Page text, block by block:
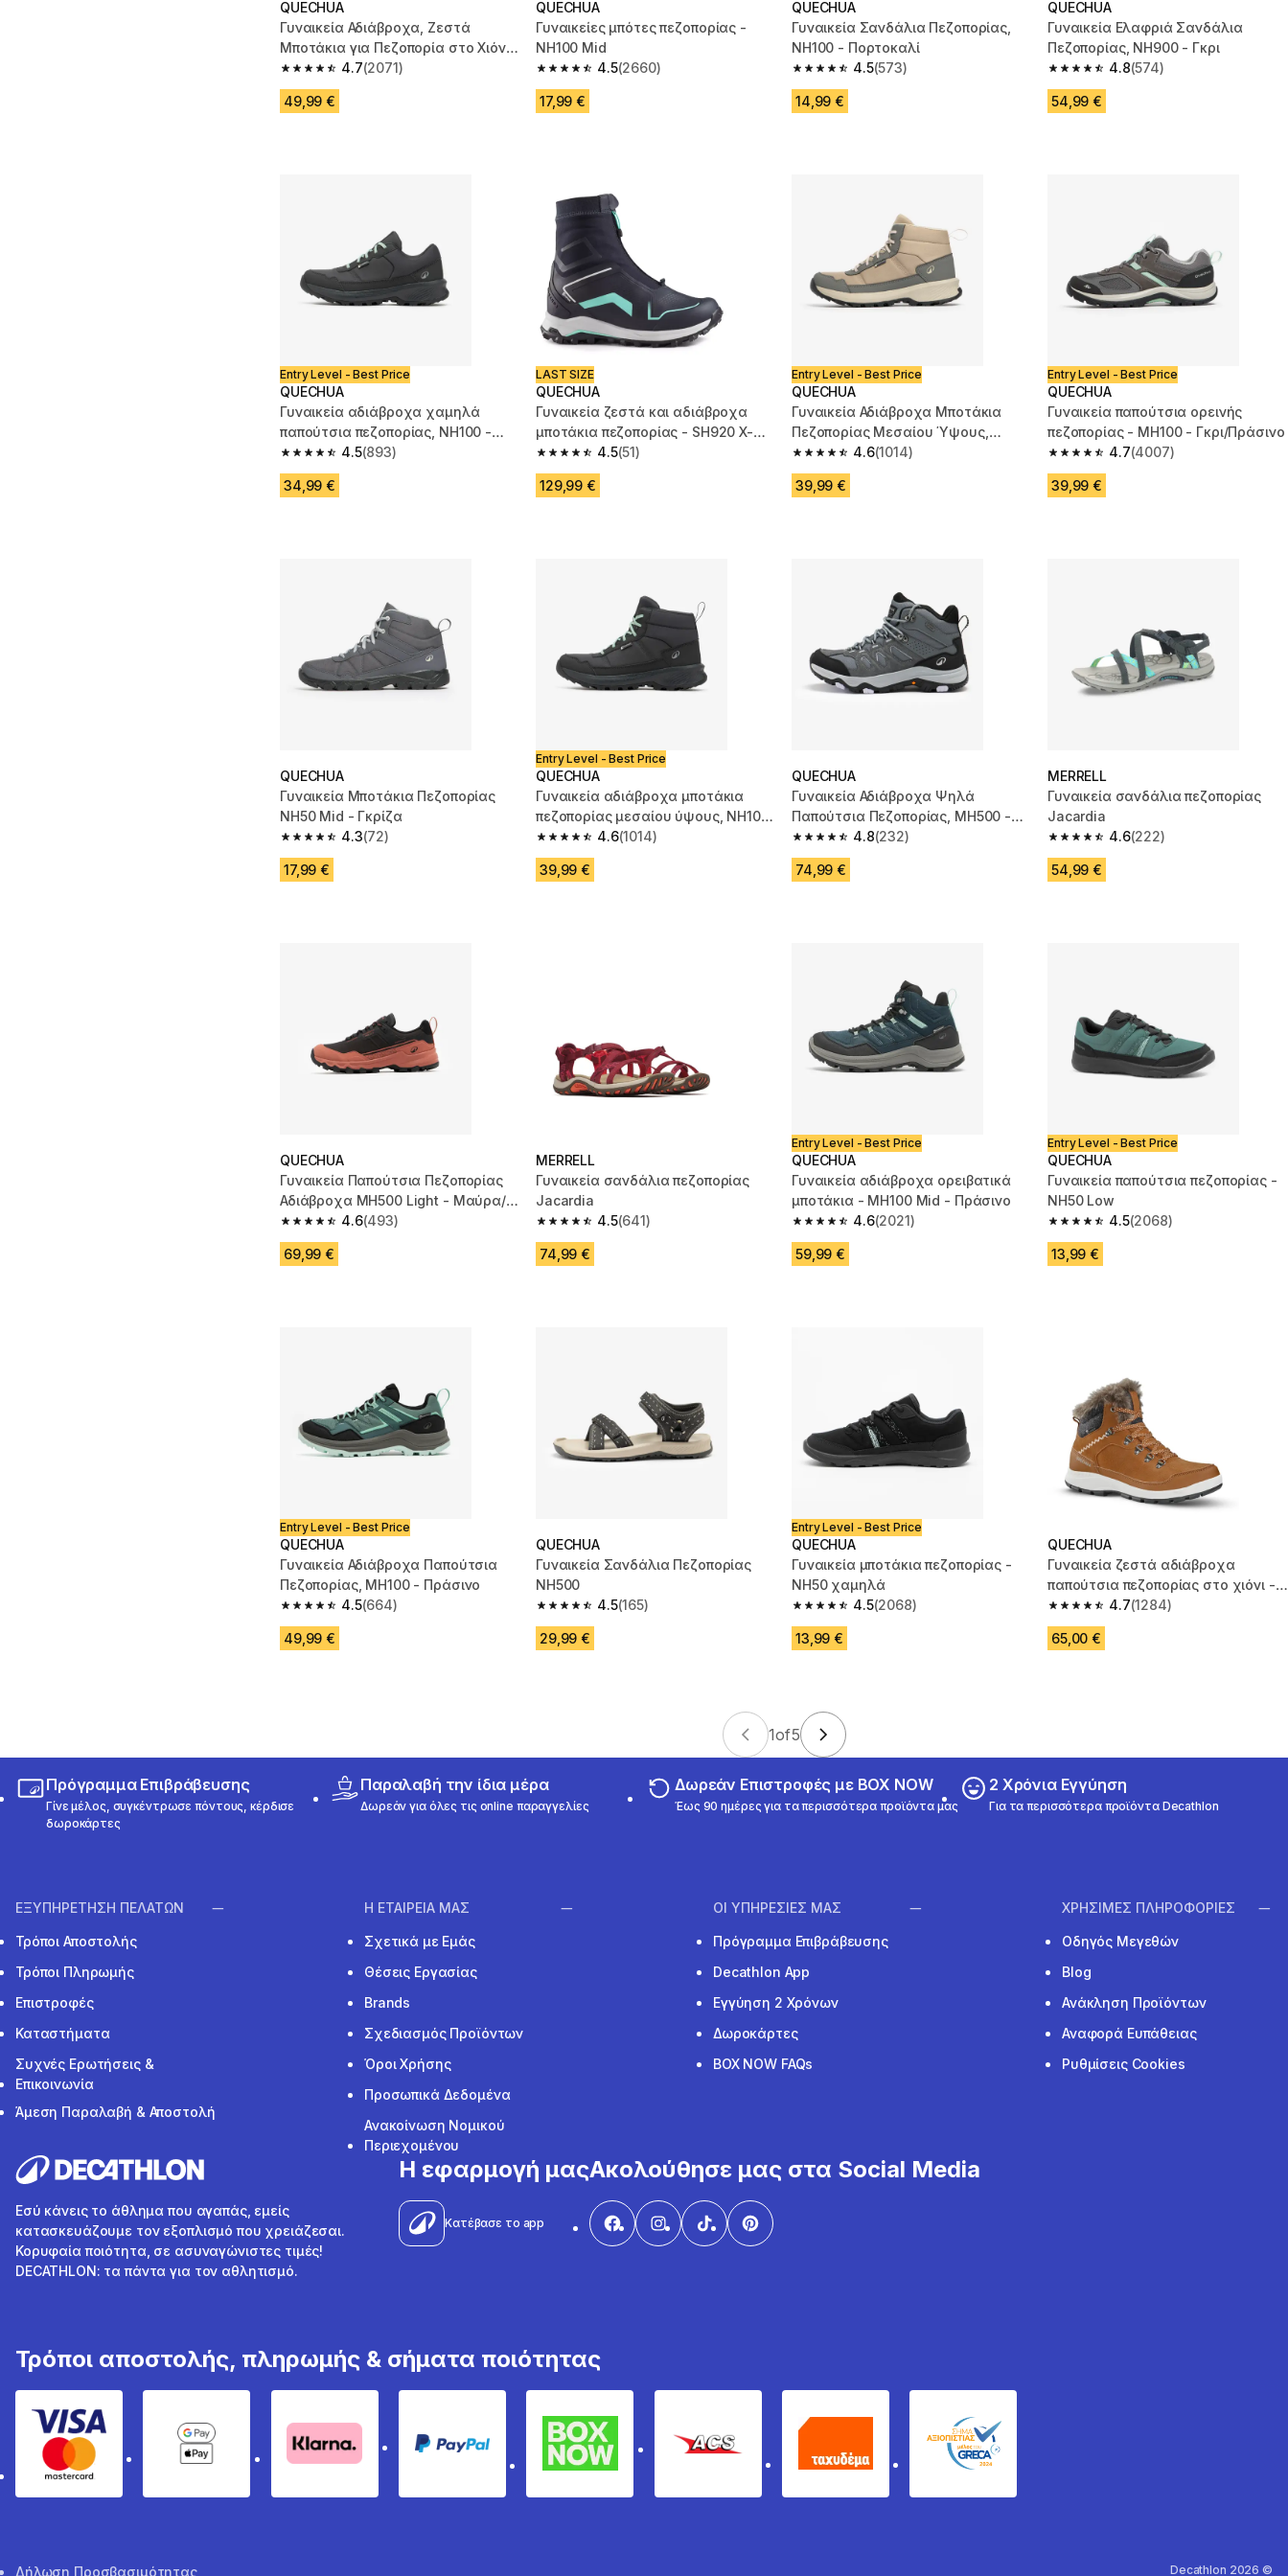
QUECHUA
Γυναικεία Αδιάβροχα, Ζεστά
Μποτάκια για Πεζοπορία στο Χιόνι,
NH500 Clog - Μπεζ
4.7
4.7 out of 5 stars from 2071 reviews
(2071)
49,99 €
QUECHUA
Γυναικείες μπότες πεζοπορίας -
NH100 Mid
4.5
4.5 out of 5 stars from 2660 reviews
(2660)
17,99 €
QUECHUA
Γυναικεία Σανδάλια Πεζοπορίας,
NH100 - Πορτοκαλί
4.5
4.5 out of 5 stars from 573 reviews
(573)
14,99 €
QUECHUA
Γυναικεία Ελαφριά Σανδάλια
Πεζοπορίας, NH900 - Γκρι
4.8
4.8 out of 5 stars from 574 reviews
(574)
54,99 €
Entry Level - Best Price
QUECHUA
Γυναικεία αδιάβροχα χαμηλά
παπούτσια πεζοπορίας, NH100 -
Γκρι
4.5
4.5 out of 5 stars from 893 reviews
(893)
34,99 €
LAST SIZE
QUECHUA
Γυναικεία ζεστά και αδιάβροχα
μποτάκια πεζοπορίας - SH920 X-
WARM
4.5
4.5 out of 5 stars from 51 reviews
(51)
129,99 €
Entry Level - Best Price
QUECHUA
Γυναικεία Αδιάβροχα Μποτάκια
Πεζοπορίας Μεσαίου Ύψους,
NH100 WP - Μπεζ/Χακί
4.6
4.6 out of 5 stars from 1014 reviews
(1014)
39,99 €
Entry Level - Best Price
QUECHUA
Γυναικεία παπούτσια ορεινής
πεζοπορίας - MH100 - Γκρι/Πράσινο
4.7
4.7 out of 5 stars from 4007 reviews
(4007)
39,99 €
QUECHUA
Γυναικεία Μποτάκια Πεζοπορίας
NH50 Mid - Γκρίζα
4.3
4.3 out of 5 stars from 72 reviews
(72)
17,99 €
Entry Level - Best Price
QUECHUA
Γυναικεία αδιάβροχα μποτάκια
πεζοπορίας μεσαίου ύψους, NH100
Mid WP - Γκρι
4.6
4.6 out of 5 stars from 1014 reviews
(1014)
39,99 €
QUECHUA
Γυναικεία Αδιάβροχα Ψηλά
Παπούτσια Πεζοπορίας, MH500 -
Γκρι
4.8
4.8 out of 5 stars from 232 reviews
(232)
74,99 €
MERRELL
Γυναικεία σανδάλια πεζοπορίας
Jacardia
4.6
4.6 out of 5 stars from 222 reviews
(222)
54,99 €
QUECHUA
Γυναικεία Παπούτσια Πεζοπορίας
Αδιάβροχα MH500 Light - Μαύρα/
Καφέ
4.6
4.6 out of 5 stars from 493 reviews
(493)
69,99 €
MERRELL
Γυναικεία σανδάλια πεζοπορίας
Jacardia
4.5
4.5 out of 5 stars from 641 reviews
(641)
74,99 €
Entry Level - Best Price
QUECHUA
Γυναικεία αδιάβροχα ορειβατικά
μποτάκια - MH100 Mid - Πράσινο
4.6
4.6 out of 5 stars from 2021 reviews
(2021)
59,99 €
Entry Level - Best Price
QUECHUA
Γυναικεία παπούτσια πεζοπορίας -
NH50 Low
4.5
4.5 out of 5 stars from 2068 reviews
(2068)
13,99 €
Entry Level - Best Price
QUECHUA
Γυναικεία Αδιάβροχα Παπούτσια
Πεζοπορίας, MH100 - Πράσινο
4.5
4.5 out of 5 stars from 664 reviews
(664)
49,99 €
QUECHUA
Γυναικεία Σανδάλια Πεζοπορίας
NH500
4.5
4.5 out of 5 stars from 165 reviews
(165)
29,99 €
Entry Level - Best Price
QUECHUA
Γυναικεία μποτάκια πεζοπορίας -
NH50 χαμηλά
4.5
4.5 out of 5 stars from 2068 reviews
(2068)
13,99 €
QUECHUA
Γυναικεία ζεστά αδιάβροχα
παπούτσια πεζοπορίας στο χιόνι -
SH500 X-WARM - Ημίψηλα
4.7
4.7 out of 5 stars from 1284 reviews
(1284)
65,00 €
1of5
Πρόγραμμα Επιβράβευσης
Γίνε μέλος, συγκέντρωσε πόντους, κέρδισε
δωροκάρτες
Παραλαβή την ίδια μέρα
Δωρεάν για όλες τις online παραγγελίες
Δωρεάν Επιστροφές με BOX NOW
Έως 90 ημέρες για τα περισσότερα προϊόντα μας
2 Χρόνια Εγγύηση
Για τα περισσότερα προϊόντα Decathlon
ΕΞΥΠΗΡΕΤΗΣΗ ΠΕΛΑΤΩΝ
Τρόποι Αποστολής
Τρόποι Πληρωμής
Επιστροφές
Καταστήματα
Συχνές Ερωτήσεις &
Επικοινωνία
Άμεση Παραλαβή & Αποστολή
Η ΕΤΑΙΡΕΙΑ ΜΑΣ
Σχετικά με Εμάς
Θέσεις Εργασίας
Brands
Σχεδιασμός Προϊόντων
Όροι Χρήσης
Προσωπικά Δεδομένα
Ανακοίνωση Νομικού
Περιεχομένου
ΟΙ ΥΠΗΡΕΣΙΕΣ ΜΑΣ
Πρόγραμμα Επιβράβευσης
Decathlon App
Εγγύηση 2 Χρόνων
Δωροκάρτες
BOX NOW FAQs
ΧΡΗΣΙΜΕΣ ΠΛΗΡΟΦΟΡΙΕΣ
Οδηγός Μεγεθών
Blog
Ανάκληση Προϊόντων
Αναφορά Ευπάθειας
Ρυθμίσεις Cookies
Εσύ κάνεις το άθλημα που αγαπάς, εμείς
κατασκευάζουμε τον εξοπλισμό που χρειάζεσαι.
Κορυφαία ποιότητα, σε ασυναγώνιστες τιμές!
DECATHLON: τα πάντα για τον αθλητισμό.
Η εφαρμογή μας
Κατέβασε το app
Ακολούθησε μας στα Social Media
Τρόποι αποστολής, πληρωμής & σήματα ποιότητας
Visa & MastercardGoogle Pay & Apple Pay
Klarna PayPal Box Now ACS Ταχυδέμα GRECA Trustmark
Δήλωση Προσβασιμότητας Decathlon 2026 ©